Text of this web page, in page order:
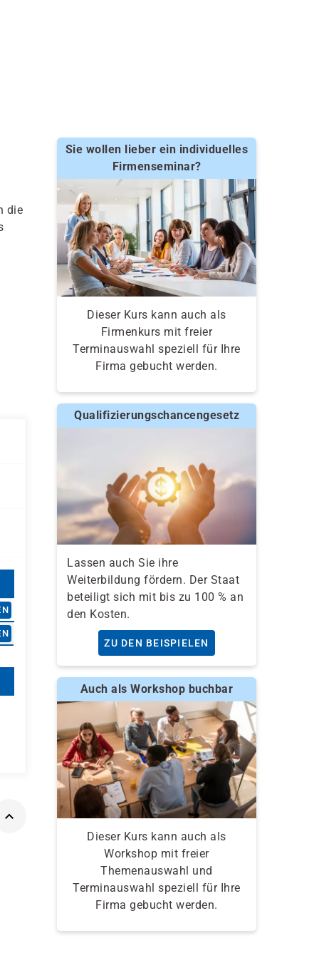
die
Sie wollen lieber ein individuelles
Firmenseminar?
Dieser Kurs kann auch als
Firmenkurs mit freier
Terminauswahl speziell für Ihre
Firma gebucht werden.
Qualifizierungschancengesetz
Lassen auch Sie ihre
Weiterbildung fördern. Der Staat
beteiligt sich mit bis zu 100 % an
den Kosten.
ZU DEN BEISPIELEN
Auch als Workshop buchbar
Dieser Kurs kann auch als
Workshop mit freier
Themenauswahl und
Terminauswahl speziell für Ihre
Firma gebucht werden.